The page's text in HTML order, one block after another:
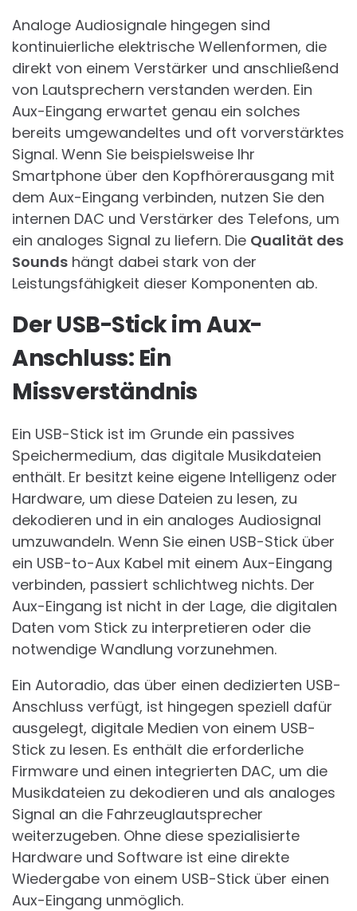
Analoge Audiosignale hingegen sind
kontinuierliche elektrische Wellenformen, die
direkt von einem Verstärker und anschließend
von Lautsprechern verstanden werden. Ein
Aux-Eingang erwartet genau ein solches
bereits umgewandeltes und oft vorverstärktes
Signal. Wenn Sie beispielsweise Ihr
Smartphone über den Kopfhörerausgang mit
dem Aux-Eingang verbinden, nutzen Sie den
internen DAC und Verstärker des Telefons, um
ein analoges Signal zu liefern. Die Qualität des
Sounds hängt dabei stark von der
Leistungsfähigkeit dieser Komponenten ab.
Der USB-Stick im Aux-
Anschluss: Ein
Missverständnis
Ein USB-Stick ist im Grunde ein passives
Speichermedium, das digitale Musikdateien
enthält. Er besitzt keine eigene Intelligenz oder
Hardware, um diese Dateien zu lesen, zu
dekodieren und in ein analoges Audiosignal
umzuwandeln. Wenn Sie einen USB-Stick über
ein USB-to-Aux Kabel mit einem Aux-Eingang
verbinden, passiert schlichtweg nichts. Der
Aux-Eingang ist nicht in der Lage, die digitalen
Daten vom Stick zu interpretieren oder die
notwendige Wandlung vorzunehmen.
Ein Autoradio, das über einen dedizierten USB-
Anschluss verfügt, ist hingegen speziell dafür
ausgelegt, digitale Medien von einem USB-
Stick zu lesen. Es enthält die erforderliche
Firmware und einen integrierten DAC, um die
Musikdateien zu dekodieren und als analoges
Signal an die Fahrzeuglautsprecher
weiterzugeben. Ohne diese spezialisierte
Hardware und Software ist eine direkte
Wiedergabe von einem USB-Stick über einen
Aux-Eingang unmöglich.